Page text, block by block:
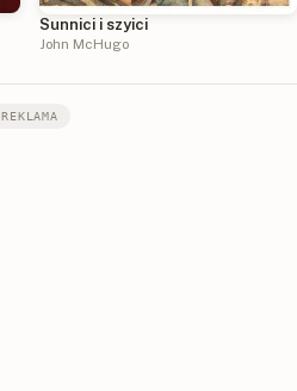
Sunnici i szyici
John McHugo
REKLAMA